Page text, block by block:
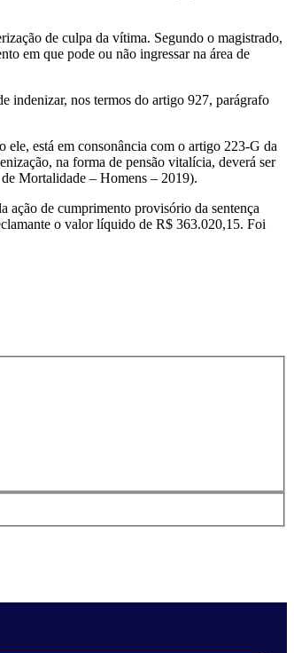
de culpa da vítima. Segundo o magistrado,
em que pode ou não ingressar na área de
indenizar, nos termos do artigo 927, parágrafo
está em consonância com o artigo 223-G da
na forma de pensão vitalícia, deverá ser
Mortalidade – Homens – 2019).
ação de cumprimento provisório da sentença
o valor líquido de R$ 363.020,15. Foi